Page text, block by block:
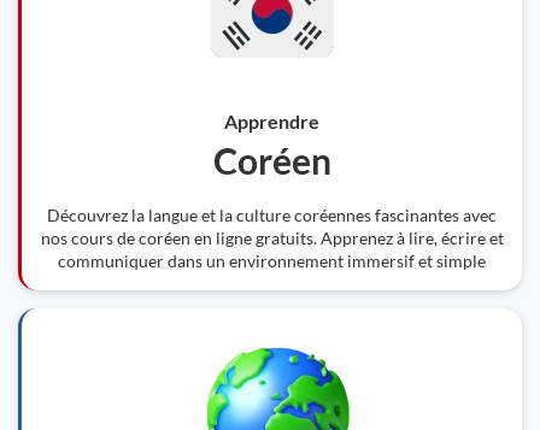
Apprendre
Coréen
Découvrez la langue et la culture coréennes fascinantes avec
nos cours de coréen en ligne gratuits. Apprenez à lire, écrire et
communiquer dans un environnement immersif et simple